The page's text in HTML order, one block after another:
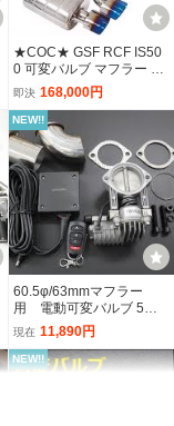
★COC★ GSF RCF IS50
0 可変バルブ マフラー エ
キゾースト カスタム エア
ロ パーツ レクサス lexus
リアピース URL10 USC1
0
即決 168,000円
NEW!!
60.5φ/63mmマフラー
用 電動可変バルブ 5段
階音量調整付き 汎用フ
ルキット リモコン ECV
サイレンサー
現在 11,890円
NEW!!